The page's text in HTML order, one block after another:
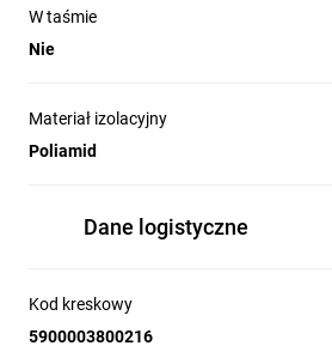
W taśmie
Nie
Materiał izolacyjny
Poliamid
Dane logistyczne
Kod kreskowy
5900003800216